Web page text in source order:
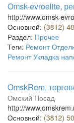
Omsk-evroelite,
http://www.omsk-
Основной: (3812)
Раздел: Прочее
Теги: Ремонт
Ремонт Укладка
OmskRem,
Омский Посад
http://
Основной: (3812)